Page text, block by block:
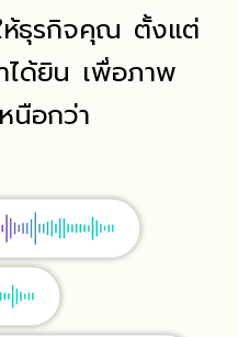
ห้ธุรกิจคุณ ตั้งแต่
ได้ยิน เพื่อภาพ
อกว่า